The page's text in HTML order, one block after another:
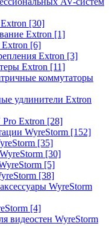
[30]
Extron [1]
[6]
Extron [3]
Extron [11]
коммутаторы
удлинители Extron
Extron [28]
WyreStorm [152]
[35]
[30]
[5]
[38]
WyreStorm
[4]
видеостен WyreStorm